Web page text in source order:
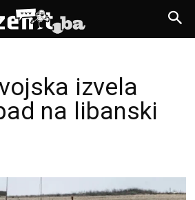
izvela
na libanski